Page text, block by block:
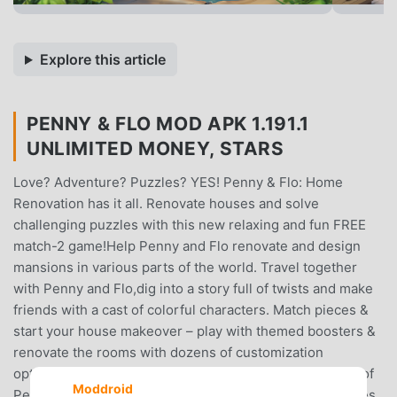
Explore this article
PENNY & FLO MOD APK 1.191.1
UNLIMITED MONEY, STARS
Love? Adventure? Puzzles? YES! Penny & Flo: Home
Renovation has it all. Renovate houses and solve
challenging puzzles with this new relaxing and fun FREE
match-2 game!Help Penny and Flo renovate and design
mansions in various parts of the world. Travel together
with Penny and Flo,dig into a story full of twists and make
friends with a cast of colorful characters. Match pieces &
start your house makeover – play with themed boosters &
renovate the rooms with dozens of customization
options!Solve challenging puzzles to uncover the story of
Moddroid